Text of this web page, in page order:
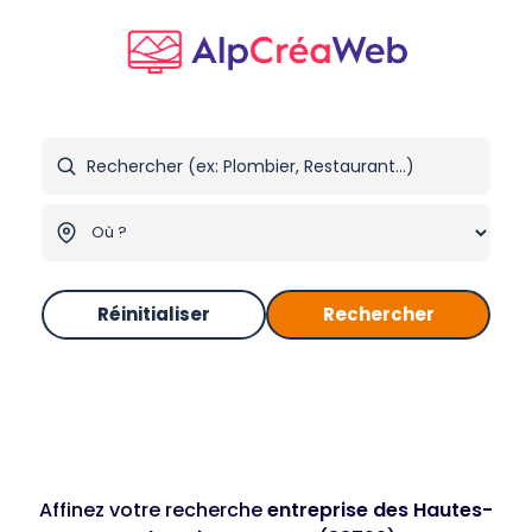
Réinitialiser Rechercher
Affinez votre rechercheentreprise des Hautes-